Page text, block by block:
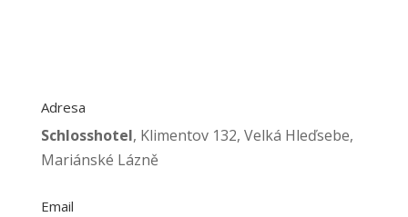
Adresa
Schlosshotel, Klimentov 132, Velká Hleďsebe,
Mariánské Lázně
Email